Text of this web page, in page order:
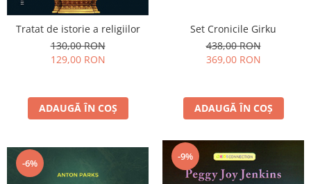
Lumea îngerilor
Seria Masaru Emoto
Inspiraţie divină
Vindecare spirituală
Viaţa de după moarte
Supă de pui pentru suflet
Tratat de istorie a religiilor
130,00 RON
129,00 RON
ADAUGĂ ÎN COȘ
Set Cronicile Girku
438,00 RON
369,00 RON
ADAUGĂ ÎN COȘ
-6%
-9%